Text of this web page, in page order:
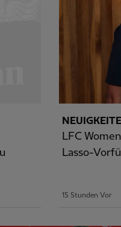
LFC
Lasso-
15 Stunden Vor